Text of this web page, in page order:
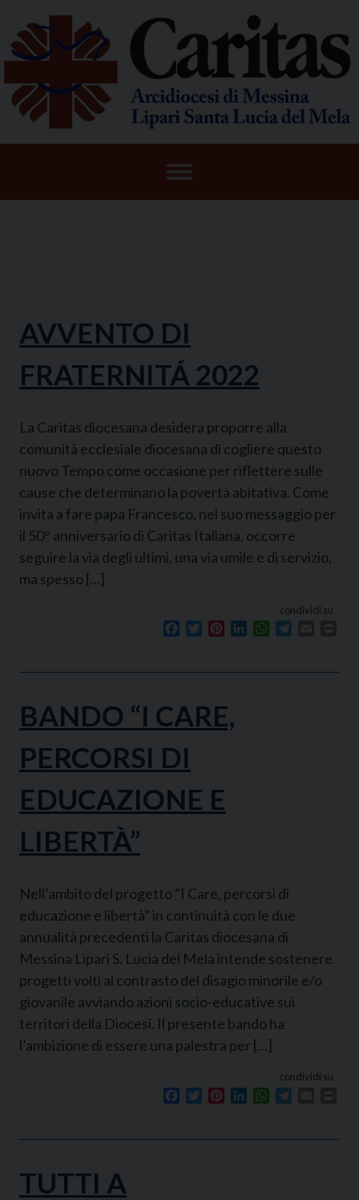
content
AVVENTO DI
FRATERNITÁ 2022
La Caritas diocesana desidera proporre alla
comunità ecclesiale diocesana di cogliere questo
nuovo Tempo come occasione per riflettere sulle
cause che determinano la povertà abitativa. Come
invita a fare papa Francesco, nel suo messaggio per
il 50° anniversario di Caritas Italiana, occorre
seguire la via degli ultimi, una via umile e di servizio,
ma spesso […]
condividi su
Facebook
TwitterPinterestLinkedInWhatsApp
BANDO “I CARE,
PERCORSI DI
EDUCAZIONE E
LIBERTÀ”
Nell’ambito del progetto “I Care, percorsi di
educazione e libertà” in continuità con le due
annualità precedenti la Caritas diocesana di
Messina Lipari S. Lucia del Mela intende sostenere
progetti volti al contrasto del disagio minorile e/o
giovanile avviando azioni socio-educative sui
territori della Diocesi. Il presente bando ha
l’ambizione di essere una palestra per […]
condividi su
Facebook
TwitterPinterestLinkedInWhatsApp
TUTTI A